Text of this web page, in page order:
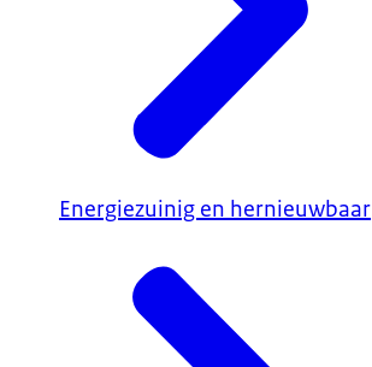
Energiezuinig en hernieuwbaar